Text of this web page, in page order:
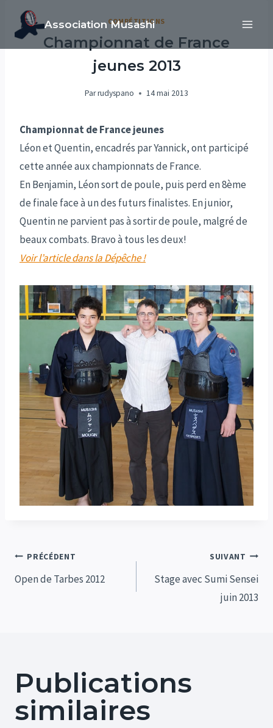
Association Musashi
COMPÉTITIONS
Championnat de France
jeunes 2013
Parrudyspano 14 mai 2013
Championnat de France jeunes
Léon et Quentin, encadrés par Yannick, ont participé
cette année aux championnats de France.
En Benjamin, Léon sort de poule, puis perd en 8ème
de finale face à un des futurs finalistes. En junior,
Quentin ne parvient pas à sortir de poule, malgré de
beaux combats. Bravo à tous les deux!
Voir l’article dans la Dépêche !
Navigation
de
PRÉCÉDENT
Open de Tarbes 2012
SUIVANT
Stage avec Sumi Sensei
juin 2013
Publications
similaires